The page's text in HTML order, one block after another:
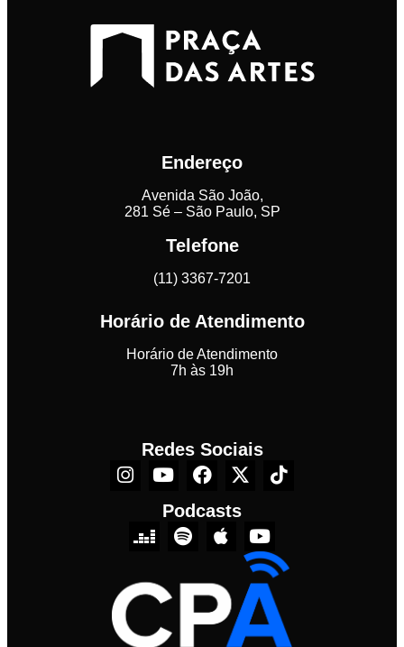
Endereço
Avenida São João,
281 Sé – São Paulo, SP
Telefone
(11) 3367-7201
Horário de Atendimento
Horário de Atendimento
7h às 19h
Redes Sociais
Podcasts